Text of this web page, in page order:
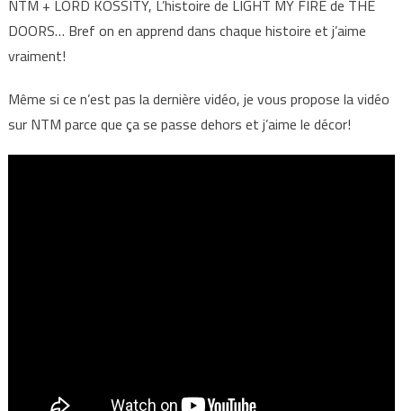
NTM + LORD KOSSITY, L’histoire de LIGHT MY FIRE de THE
DOORS… Bref on en apprend dans chaque histoire et j’aime
vraiment!
Même si ce n’est pas la dernière vidéo, je vous propose la vidéo
sur NTM parce que ça se passe dehors et j’aime le décor!